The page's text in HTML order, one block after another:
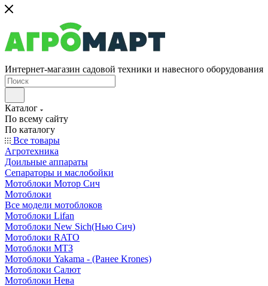
Интернет-магазин садовой техники и навесного оборудования
Каталог
По всему сайту
По каталогу
Все товары
Агротехника
Доильные аппараты
Сепараторы и маслобойки
Мотоблоки Мотор Сич
Мотоблоки
Все модели мотоблоков
Мотоблоки Lifan
Мотоблоки New Sich(Нью Сич)
Мотоблоки RATO
Мотоблоки МТЗ
Мотоблоки Yakama - (Ранее Krones)
Мотоблоки Салют
Мотоблоки Нева